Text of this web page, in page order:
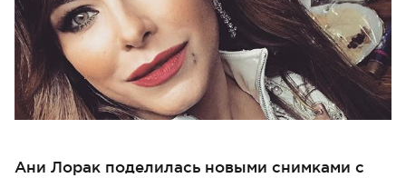
Ани Лорак поделилась новыми снимками с